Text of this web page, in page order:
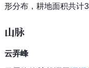
形分布，耕地面积共计
山脉
云弄峰